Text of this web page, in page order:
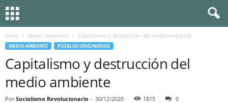
Inicio Medio Ambiente Capitalismo y destrucción del medio ambiente
MEDIO AMBIENTE PUEBLOS ORIGINARIOS
Capitalismo y destrucción del
medio ambiente
Por Socialismo Revolucionario - 30/12/2020 1815 0